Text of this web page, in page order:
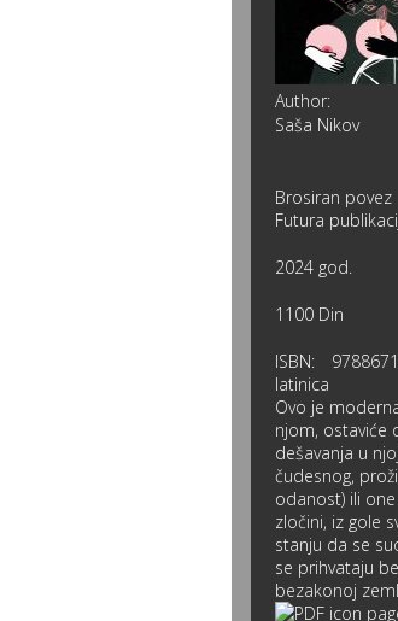
Author:
Saša Nikov
Brosiran povez
Futura
2024 god.
1100 Din
ISBN:
latinica
Ovo je
njom, ostaviće
dešavanja u
čudesnog,
odanost) ili
zločini, iz gole
stanju da se
se prihvataju
bezakonoj